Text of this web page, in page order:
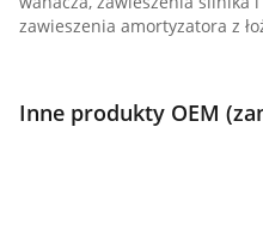
zawieszenia amortyzatora z
Inne produkty OEM